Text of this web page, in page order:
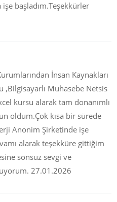
işe başladım.Teşekkürler
İnsan Kaynakları
,Bilgisayarlı Muhasebe Netsis
kursu alarak tam donanımlı
oldum.Çok kısa bir sürede
Anonim Şirketinde işe
alarak teşekküre gittiğim
sonsuz sevgi ve
27.01.2026